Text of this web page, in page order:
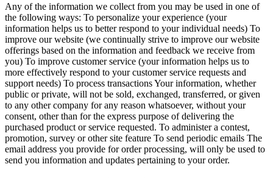
Any of the information we collect from you may be used in one of
the following ways: To personalize your experience (your
information helps us to better respond to your individual needs) To
improve our website (we continually strive to improve our website
offerings based on the information and feedback we receive from
you) To improve customer service (your information helps us to
more effectively respond to your customer service requests and
support needs) To process transactions Your information, whether
public or private, will not be sold, exchanged, transferred, or given
to any other company for any reason whatsoever, without your
consent, other than for the express purpose of delivering the
purchased product or service requested. To administer a contest,
promotion, survey or other site feature To send periodic emails The
email address you provide for order processing, will only be used to
send you information and updates pertaining to your order.